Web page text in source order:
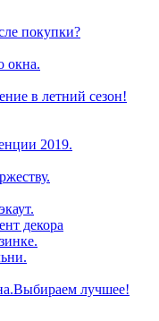
покупки?
окна.
в летний сезон!
2019.
декора
лучшее!